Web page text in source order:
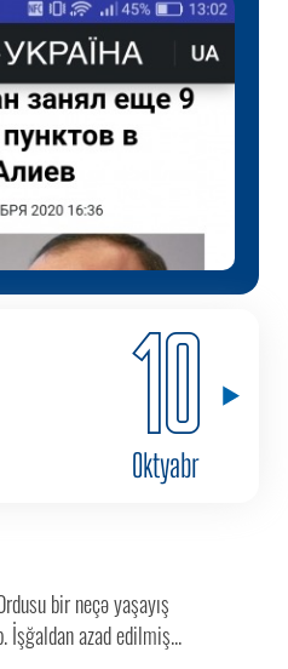
10
Oktyabr
bir neçə yaşayış
İşğaldan azad edilmiş...